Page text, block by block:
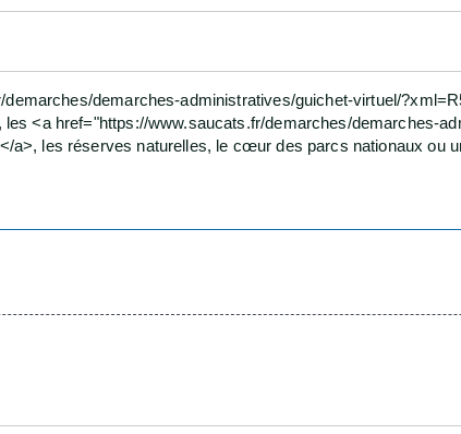
demarches-administratives/guichet-virtuel/
<a href="https://www.saucats.fr/demarches/demarches-
les réserves naturelles, le cœur des parcs nationaux ou